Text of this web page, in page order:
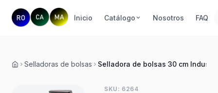
Inicio Catálogo Nosotros FAQ
Inicio
Selladoras de bolsas Selladora de bolsas 30 cm
SKU: 6264